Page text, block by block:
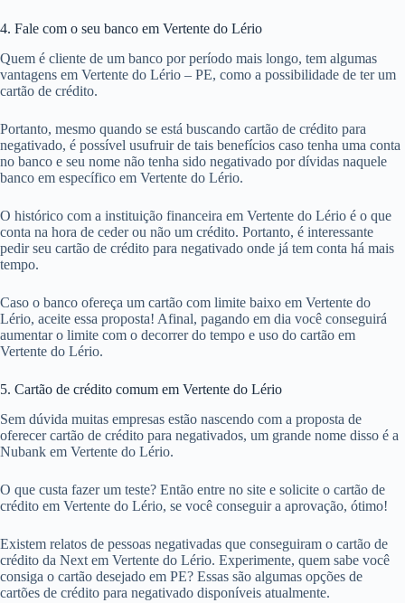
4. Fale com o seu banco em Vertente do Lério
Quem é cliente de um banco por período mais longo, tem algumas
vantagens em Vertente do Lério – PE, como a possibilidade de ter um
cartão de crédito.
Portanto, mesmo quando se está buscando cartão de crédito para
negativado, é possível usufruir de tais benefícios caso tenha uma conta
no banco e seu nome não tenha sido negativado por dívidas naquele
banco em específico em Vertente do Lério.
O histórico com a instituição financeira em Vertente do Lério é o que
conta na hora de ceder ou não um crédito. Portanto, é interessante
pedir seu cartão de crédito para negativado onde já tem conta há mais
tempo.
Caso o banco ofereça um cartão com limite baixo em Vertente do
Lério, aceite essa proposta! Afinal, pagando em dia você conseguirá
aumentar o limite com o decorrer do tempo e uso do cartão em
Vertente do Lério.
5. Cartão de crédito comum em Vertente do Lério
Sem dúvida muitas empresas estão nascendo com a proposta de
oferecer cartão de crédito para negativados, um grande nome disso é a
Nubank em Vertente do Lério.
O que custa fazer um teste? Então entre no site e solicite o cartão de
crédito em Vertente do Lério, se você conseguir a aprovação, ótimo!
Existem relatos de pessoas negativadas que conseguiram o cartão de
crédito da Next em Vertente do Lério. Experimente, quem sabe você
consiga o cartão desejado em PE? Essas são algumas opções de
cartões de crédito para negativado disponíveis atualmente.